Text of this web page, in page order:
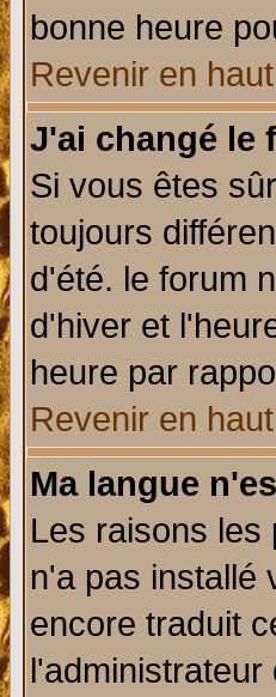
bonne heure
Revenir en
J'ai changé le
Si vous êtes
toujours
d'été. le forum
d'hiver et
heure par
Revenir en
Ma langue
Les raisons les
n'a pas installé
encore traduit